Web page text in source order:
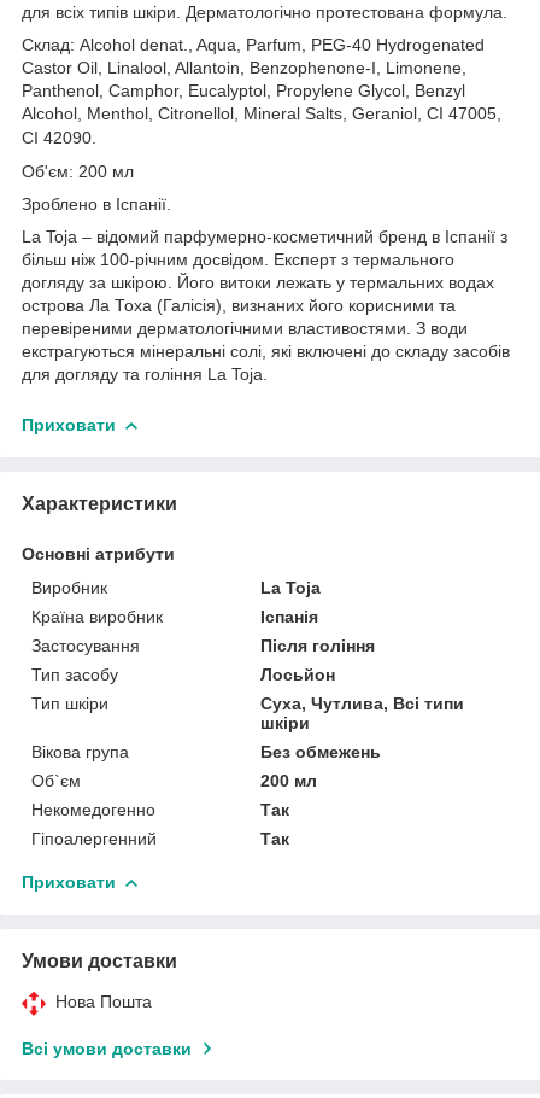
для всіх типів шкіри. Дерматологічно протестована формула.
Склад: Alcohol denat., Aqua, Parfum, PEG-40 Hydrogenated
Castor Oil, Linalool, Allantoin, Benzophenone-I, Limonene,
Panthenol, Camphor, Eucalyptol, Propylene Glycol, Benzyl
Alcohol, Menthol, Citronellol, Mineral Salts, Geraniol, CI 47005,
CI 42090.
Об'єм: 200 мл
Зроблено в Іспанії.
La Toja – відомий парфумерно-косметичний бренд в Іспанії з
більш ніж 100-річним досвідом. Експерт з термального
догляду за шкірою. Його витоки лежать у термальних водах
острова Ла Тоха (Галісія), визнаних його корисними та
перевіреними дерматологічними властивостями. З води
екстрагуються мінеральні солі, які включені до складу засобів
для догляду та гоління La Toja.
Приховати
Характеристики
Основні атрибути
Виробник
La Toja
Країна виробник
Іспанія
Застосування
Після гоління
Тип засобу
Лосьйон
Тип шкіри
Суха, Чутлива, Всі типи
шкіри
Вікова група
Без обмежень
Об`єм
200 мл
Некомедогенно
Так
Гіпоалергенний
Так
Приховати
Умови доставки
Нова Пошта
Всі умови доставки